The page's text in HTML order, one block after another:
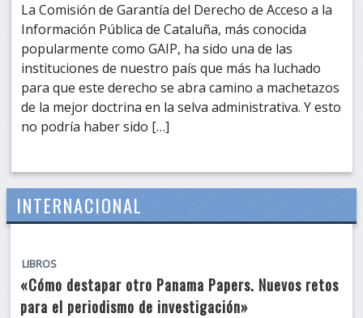
La Comisión de Garantía del Derecho de Acceso a la
Información Pública de Cataluña, más conocida
popularmente como GAIP, ha sido una de las
instituciones de nuestro país que más ha luchado
para que este derecho se abra camino a machetazos
de la mejor doctrina en la selva administrativa. Y esto
no podría haber sido […]
INTERNACIONAL
LIBROS
«Cómo destapar otro Panama Papers. Nuevos retos
para el periodismo de investigación»